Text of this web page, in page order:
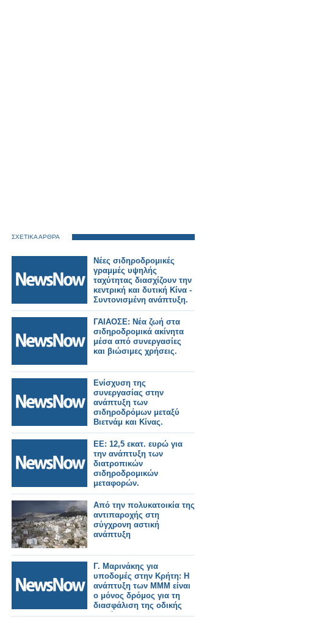
ΣΧΕΤΙΚΑ ΑΡΘΡΑ
Νέες σιδηροδρομικές
γραμμές υψηλής
ταχύτητας διασχίζουν την
κεντρική και δυτική Κίνα -
Συντονισμένη ανάπτυξη.
ΓΑΙΑΟΣΕ: Νέα ζωή στα
σιδηροδρομικά ακίνητα
μέσα από συνεργασίες
και βιώσιμες χρήσεις.
Ενίσχυση της
συνεργασίας στην
ανάπτυξη των
σιδηροδρόμων μεταξύ
Βιετνάμ και Κίνας.
ΕΕ: 12,5 εκατ. ευρώ για
την ανάπτυξη των
διατροπικών
σιδηροδρομικών
μεταφορών.
Από την πολυκατοικία της
αντιπαροχής στη
σύγχρονη αστική
ανάπτυξη
Γ. Μαρινάκης για
υποδομές στην Κρήτη: Η
ανάπτυξη των ΜΜΜ είναι
ο μόνος δρόμος για τη
διασφάλιση της οδικής
ασφάλειας και την